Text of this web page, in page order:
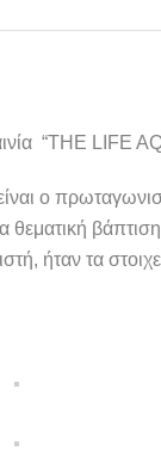
“THE LIFE
ο
ήταν τα